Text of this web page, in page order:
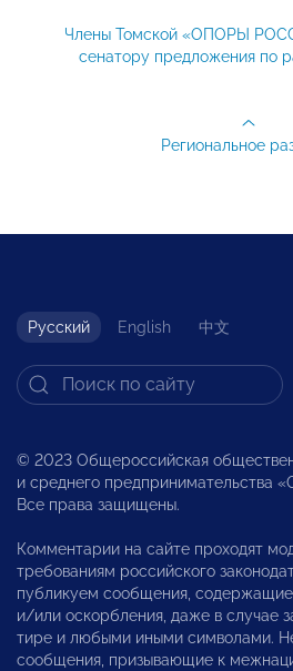
Члены Томской «ОПОРЫ
сенатору предложения по
Региональное
Русский English 中文
© 2023 Общероссийская
и среднего
Все права защищены.
Комментарии на сайте проходят
требованиям российского
публикуем сообщения,
и/или оскорбления, даже в случае
тире и любыми иными символами.
сообщения, призывающие к